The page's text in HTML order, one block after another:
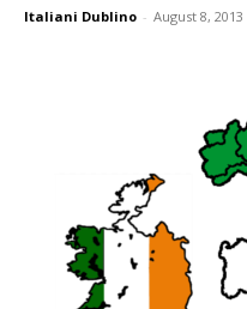
Italiani Dublino - August 8, 2013